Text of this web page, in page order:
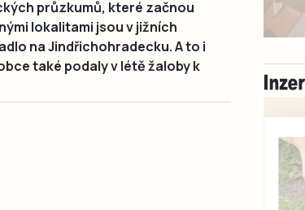
průzkumů, které začnou
lokalitami jsou v jižních
na Jindřichohradecku. A to i
také podaly v létě žaloby k